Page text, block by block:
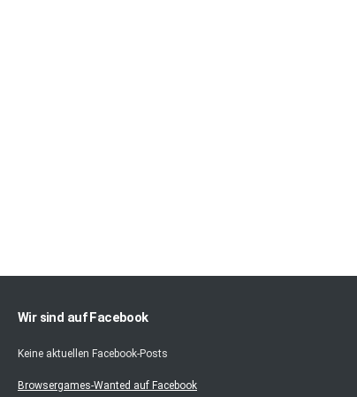
Wir sind auf Facebook
Keine aktuellen Facebook-Posts
Browsergames-Wanted auf Facebook